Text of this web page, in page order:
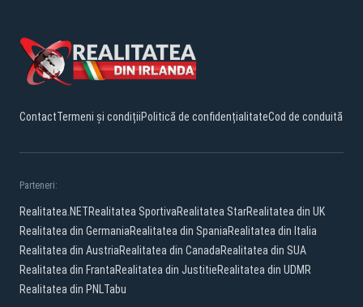
ContactTermeni și condițiiPolitică de confidențialitateCod de conduită
Parteneri:
Realitatea.NETRealitatea SportivaRealitatea StarRealitatea din UK
Realitatea din GermaniaRealitatea din SpaniaRealitatea din Italia
Realitatea din AustriaRealitatea din CanadaRealitatea din SUA
Realitatea din FrantaRealitatea din JustitieRealitatea din UDMR
Realitatea din PNLTabu